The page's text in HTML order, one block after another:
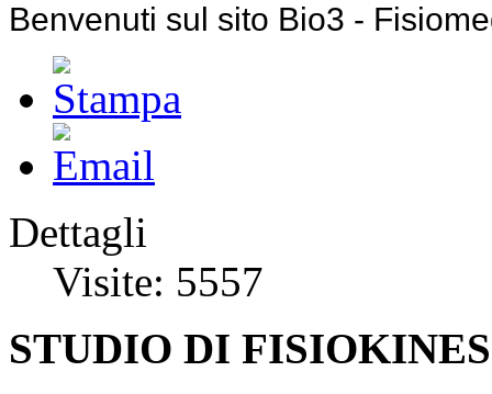
Benvenuti sul sito Bio3 -
vostra salute!
Dettagli
Visite: 5557
STUDIO DI